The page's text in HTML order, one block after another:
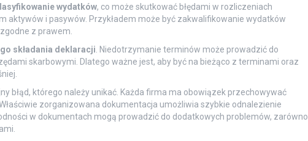
wydatków, co może skutkować błędami w rozliczeniach
aktywów i pasywów. Przykładem może być zakwalifikowanie wydatków
z prawem.
składania deklaracji . Niedotrzymanie terminów może prowadzić do
skarbowymi. Dlatego ważne jest, aby być na bieżąco z terminami oraz
błąd, którego należy unikać. Każda firma ma obowiązek przechowywać
zorganizowana dokumentacja umożliwia szybkie odnalezienie
w dokumentach mogą prowadzić do dodatkowych problemów, zarówno